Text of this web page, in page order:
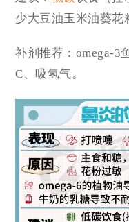
少大豆油玉米油葵花
补剂推荐：omega-3
C、吸氢气。